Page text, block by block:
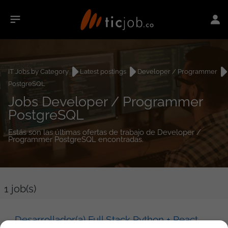
IT Jobs by Category Latest postings
Developer / Programmer
PostgreSQL
Jobs Developer / Programmer
PostgreSQL
Estás son las últimas ofertas de trabajo de Developer /
Programmer PostgreSQL encontradas.
1 job(s)
Desarrollador(a) Full Stack Python + React